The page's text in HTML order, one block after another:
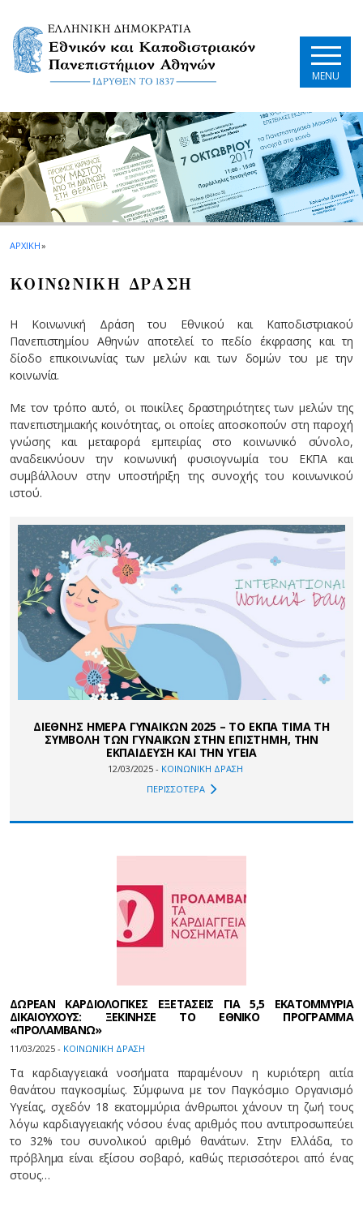
MENU
ΑΡΧΙΚΗ»
ΚΟΙΝΩΝΙΚΗ ΔΡΑΣΗ
Η Κοινωνική Δράση του Εθνικού και Καποδιστριακού
Πανεπιστημίου Αθηνών αποτελεί το πεδίο έκφρασης και τη
δίοδο επικοινωνίας των μελών και των δομών του με την
κοινωνία.
Με τον τρόπο αυτό, οι ποικίλες δραστηριότητες των μελών της
πανεπιστημιακής κοινότητας, οι οποίες αποσκοπούν στη παροχή
γνώσης και μεταφορά εμπειρίας στο κοινωνικό σύνολο,
αναδεικνύουν την κοινωνική φυσιογνωμία του ΕΚΠΑ και
συμβάλλουν στην υποστήριξη της συνοχής του κοινωνικού
ιστού.
ΔΙΕΘΝΗΣ ΗΜΕΡΑ ΓΥΝΑΙΚΩΝ 2025 – ΤΟ ΕΚΠΑ ΤΙΜΑ ΤΗ
ΣΥΜΒΟΛΗ ΤΩΝ ΓΥΝΑΙΚΩΝ ΣΤΗΝ ΕΠΙΣΤΗΜΗ, ΤΗΝ
ΕΚΠΑΙΔΕΥΣΗ ΚΑΙ ΤΗΝ ΥΓΕΙΑ
12/03/2025 - ΚΟΙΝΩΝΙΚΗ ΔΡΑΣΗ
ΠΕΡΙΣΣΟΤΕΡΑ
ΔΩΡΕΑΝ ΚΑΡΔΙΟΛΟΓΙΚΕΣ ΕΞΕΤΑΣΕΙΣ ΓΙΑ 5,5 ΕΚΑΤΟΜΜΥΡΙΑ
ΔΙΚΑΙΟΥΧΟΥΣ: ΞΕΚΙΝΗΣΕ ΤΟ ΕΘΝΙΚΟ ΠΡΟΓΡΑΜΜΑ
«ΠΡΟΛΑΜΒΑΝΩ»
11/03/2025 - ΚΟΙΝΩΝΙΚΗ ΔΡΑΣΗ
Τα καρδιαγγειακά νοσήματα παραμένουν η κυριότερη αιτία
θανάτου παγκοσμίως. Σύμφωνα με τον Παγκόσμιο Οργανισμό
Υγείας, σχεδόν 18 εκατομμύρια άνθρωποι χάνουν τη ζωή τους
λόγω καρδιαγγειακής νόσου ένας αριθμός που αντιπροσωπεύει
το 32% του συνολικού αριθμό θανάτων. Στην Ελλάδα, το
πρόβλημα είναι εξίσου σοβαρό, καθώς περισσότεροι από ένας
στους…